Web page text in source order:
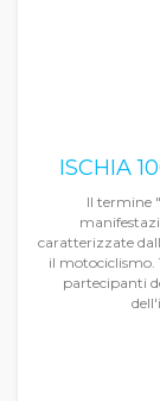
ISCHIA
Il termine
caratterizzate
il motociclismo.
partecipanti